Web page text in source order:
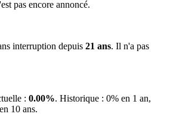
pas encore annoncé.
interruption depuis 21 ans. Il n'a pas
: 0.00%. Historique : 0% en 1 an,
10 ans.